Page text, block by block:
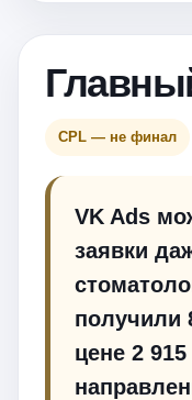
CPL — не финал
VK Ads
заявки
получили
цене 2